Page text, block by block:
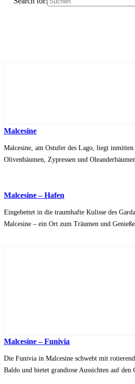
Malcesine
Malcesine, am Ostufer des Lago, liegt
Olivenbäumen, Zypressen und
Malcesine – Hafen
Eingebettet in die traumhafte Kulisse des
Malcesine – ein Ort zum Träumen und
Malcesine – Funivia
Die Funivia in Malcesine schwebt mit
Baldo und bietet grandiose Aussichten auf den